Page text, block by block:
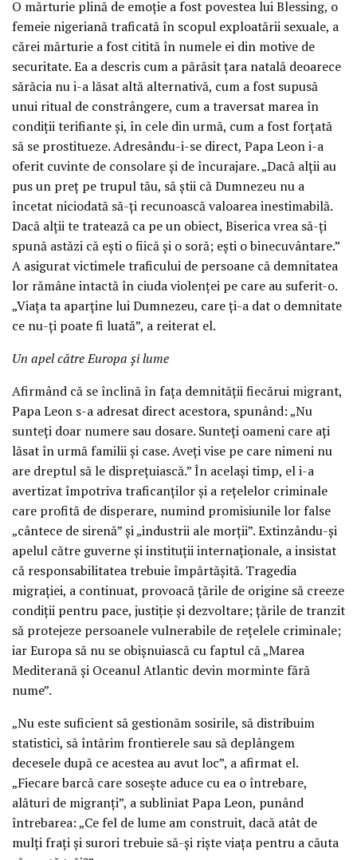
O mărturie plină de emoție a fost povestea lui Blessing, o
femeie nigeriană traficată în scopul exploatării sexuale, a
cărei mărturie a fost citită în numele ei din motive de
securitate. Ea a descris cum a părăsit țara natală deoarece
sărăcia nu i-a lăsat altă alternativă, cum a fost supusă
unui ritual de constrângere, cum a traversat marea în
condiții terifiante și, în cele din urmă, cum a fost forțată
să se prostitueze. Adresându-i-se direct, Papa Leon i-a
oferit cuvinte de consolare și de încurajare. „Dacă alții au
pus un preț pe trupul tău, să știi că Dumnezeu nu a
încetat niciodată să-ți recunoască valoarea inestimabilă.
Dacă alții te tratează ca pe un obiect, Biserica vrea să-ți
spună astăzi că ești o fiică și o soră; ești o binecuvântare.”
A asigurat victimele traficului de persoane că demnitatea
lor rămâne intactă în ciuda violenței pe care au suferit-o.
„Viața ta aparține lui Dumnezeu, care ți-a dat o demnitate
ce nu-ți poate fi luată”, a reiterat el.
Un apel către Europa și lume
Afirmând că se înclină în fața demnității fiecărui migrant,
Papa Leon s-a adresat direct acestora, spunând: „Nu
sunteți doar numere sau dosare. Sunteți oameni care ați
lăsat în urmă familii și case. Aveți vise pe care nimeni nu
are dreptul să le disprețuiască.” În același timp, el i-a
avertizat împotriva traficanților și a rețelelor criminale
care profită de disperare, numind promisiunile lor false
„cântece de sirenă” și „industrii ale morții”. Extinzându-și
apelul către guverne și instituții internaționale, a insistat
că responsabilitatea trebuie împărtășită. Tragedia
migrației, a continuat, provoacă țările de origine să creeze
condiții pentru pace, justiție și dezvoltare; țările de tranzit
să protejeze persoanele vulnerabile de rețelele criminale;
iar Europa să nu se obișnuiască cu faptul că „Marea
Mediterană și Oceanul Atlantic devin morminte fără
nume”.
„Nu este suficient să gestionăm sosirile, să distribuim
statistici, să întărim frontierele sau să deplângem
decesele după ce acestea au avut loc”, a afirmat el.
„Fiecare barcă care sosește aduce cu ea o întrebare,
alături de migranți”, a subliniat Papa Leon, punând
întrebarea: „Ce fel de lume am construit, dacă atât de
mulți frați și surori trebuie să-și riște viața pentru a căuta